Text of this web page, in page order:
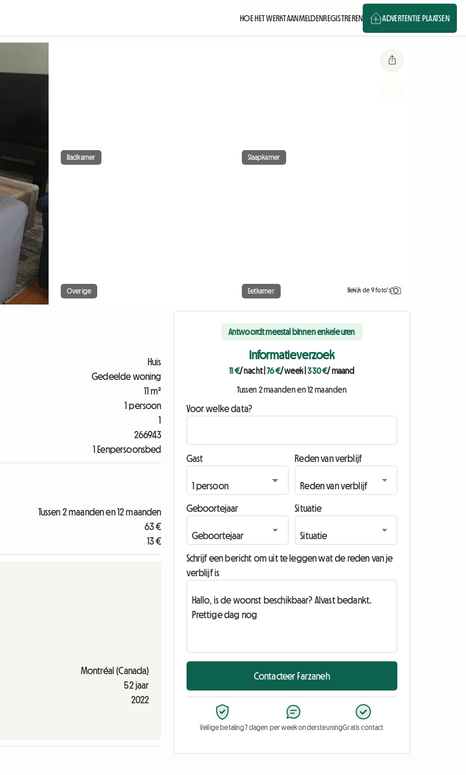
HOE HET WERKTAANMELDENREGISTREREN ADVERTENTIE PLAATSEN
Badkamer Slaapkamer
Overige Eetkamer Bekijk de 9 foto's
Huis
Gedeelde woning
11 m²
1 persoon
1
266943
1 Eenpersoonsbed
Tussen 2 maanden en 12 maanden
63 €
13 €
Montréal (Canada)
52 jaar
2022
Antwoordt meestal binnen enkele uren
Informatieverzoek
11 €/ nacht|76 €/ week|330 €/ maand
Tussen 2 maanden en 12 maanden
Voor welke data?
Gast Reden van verblijf
Geboortejaar Situatie
Schrijf een bericht om uit te leggen wat de reden van je
verblijf is
Contacteer Farzaneh
Veilige betaling7 dagen per week ondersteuningGratis contact